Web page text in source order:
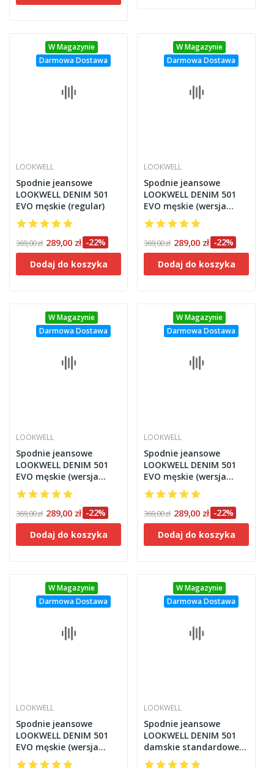
W Magazynie
Darmowa Dostawa
LOOKWELL
Spodnie jeansowe
LOOKWELL DENIM 501
EVO męskie (regular)
369,00 zł 289,00 zł -22%
Dodaj do koszyka
W Magazynie
Darmowa Dostawa
LOOKWELL
Spodnie jeansowe
LOOKWELL DENIM 501
EVO męskie (wersja
krótka)
369,00 zł 289,00 zł -22%
Dodaj do koszyka
W Magazynie
Darmowa Dostawa
LOOKWELL
Spodnie jeansowe
LOOKWELL DENIM 501
EVO męskie (wersja
krótka) jasne
369,00 zł 289,00 zł -22%
Dodaj do koszyka
W Magazynie
Darmowa Dostawa
LOOKWELL
Spodnie jeansowe
LOOKWELL DENIM 501
EVO męskie (wersja
long) jasne
369,00 zł 289,00 zł -22%
Dodaj do koszyka
W Magazynie
Darmowa Dostawa
LOOKWELL
Spodnie jeansowe
LOOKWELL DENIM 501
EVO męskie (wersja
regular) jasne
W Magazynie
Darmowa Dostawa
LOOKWELL
Spodnie jeansowe
LOOKWELL DENIM 501
damskie standardowe
(regular) jasne